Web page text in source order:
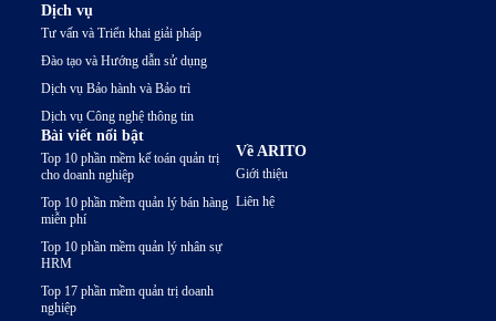
Dịch vụ
Tư vấn và Triển khai giải pháp
Đào tạo và Hướng dẫn sử dụng
Dịch vụ Bảo hành và Bảo trì
Dịch vụ Công nghệ thông tin
Bài viết nổi bật
Top 10 phần mềm kế toán quản trị
cho doanh nghiệp
Top 10 phần mềm quản lý bán hàng
miễn phí
Top 10 phần mềm quản lý nhân sự
HRM
Top 17 phần mềm quản trị doanh
nghiệp
Về ARITO
Giới thiệu
Liên hệ